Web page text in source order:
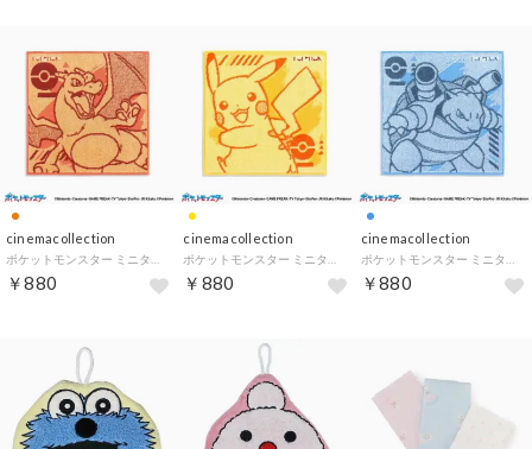
cinemacollection
￥880
cinemacollection
￥880
cinemacollection
￥880